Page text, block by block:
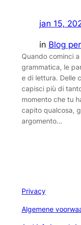
jan 15,
in Blog
Quando cominci
grammatica, le
e di lettura. Delle
capisci più di
momento che tu
capito qualcosa,
argomento…
Privacy
Algemene